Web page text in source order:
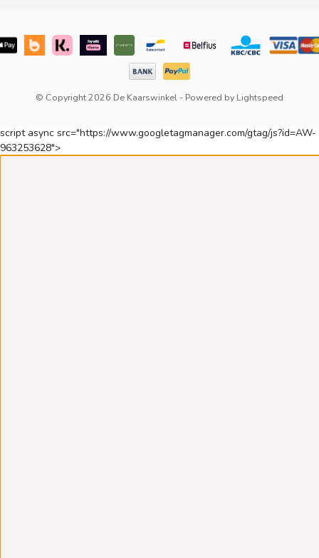
© Copyright 2026 De Kaarswinkel - Powered by Lightspeed
script async src="https://www.googletagmanager.com/gtag/js?id=AW-
963253628">